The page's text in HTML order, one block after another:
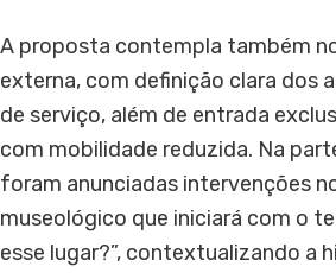
A proposta contempla também
externa, com definição clara dos
de serviço, além de entrada
com mobilidade reduzida. Na
foram anunciadas intervenções
museológico que iniciará com o
esse lugar?”, contextualizando a